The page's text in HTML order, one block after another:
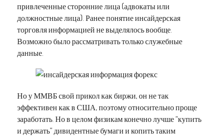
привлеченные сторонние лица (адвокаты или
должностные лица). Ранее понятие инсайдерская
торговля информацией не выделялось вообще.
Возможно было рассматривать только служебные
данные.
Но у ММВБ свой прикол как биржи, он не так
эффективен как в США, поэтому относительно проще
заработать. Но в целом физикам конечно лучше “купить
и держать” дивидентные бумаги и копить таким